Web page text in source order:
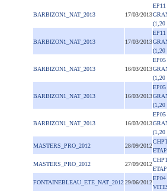
BARBIZON1_NAT_2013 17/03/2013
(1,20
BARBIZON1_NAT_2013 17/03/2013
(1,20
BARBIZON1_NAT_2013 16/03/2013
(1,20
BARBIZON1_NAT_2013 16/03/2013
(1,20
BARBIZON1_NAT_2013 16/03/2013
(1,20
MASTERS_PRO_2012 28/09/2012
MASTERS_PRO_2012 27/09/2012
FONTAINEBLEAU_ETE_NAT_201229/06/2012